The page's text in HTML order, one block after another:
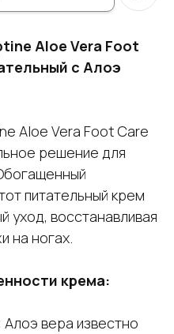
Aloe Vera Foot
с Алоэ
Aloe Vera Foot Care
решение для
питательный крем
уход, восстанавливая
на ногах.
крема:
вера известно